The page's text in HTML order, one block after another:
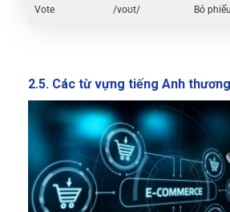
Vote /voʊt/ Bỏ
2.5. Các từ vựng tiếng Anh